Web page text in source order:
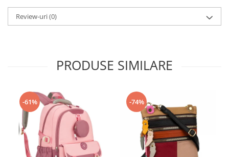
Review-uri(0)
PRODUSE SIMILARE
-61% -74%